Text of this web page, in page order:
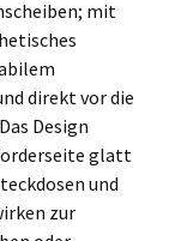
mit
direkt vor die
Design
glatt
und
zur